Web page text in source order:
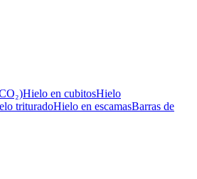
Hielo en cubitosHielo
trituradoHielo en escamasBarras de